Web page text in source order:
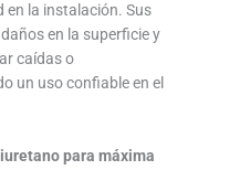
en la instalación. Sus
en la superficie y
caídas o
un uso confiable en el
para máxima